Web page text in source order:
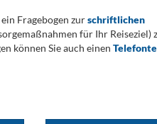
Fragebogen zurschriftlichen
für Ihr Reiseziel)
können Sie auch einen